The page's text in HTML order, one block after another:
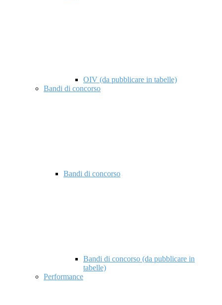
OIV (da pubblicare in tabelle)
Bandi di concorso
Bandi di concorso
Bandi di concorso (da pubblicare in
tabelle)
Performance